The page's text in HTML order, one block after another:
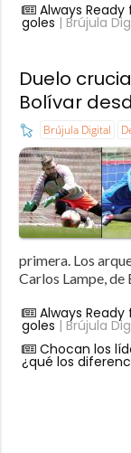
Always
goles | Brújula
Duelo
Bolívar
Brújula Digital
primera. Los
Carlos Lampe, de
Always
goles | Brújula
Chocan los
¿qué los